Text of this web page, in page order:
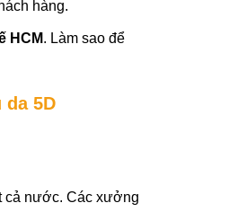
hàng.
HCM. Làm sao để
5D
cả nước. Các xưởng